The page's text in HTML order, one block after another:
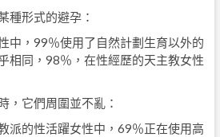
種形式的避孕：
中，99％使用了自然計劃生育以外的
相同，98％，在性經歷的天主教女性
，它們周圍並不亂：
派的性活躍女性中，69％正在使用高